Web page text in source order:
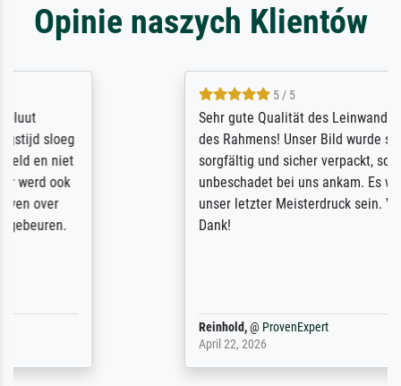
Opinie naszych Klientów
Sehr gute Qualität des Leinwanddrucks und
des Rahmens! Unser Bild wurde sehr
sorgfältig und sicher verpackt, so dass es
unbeschadet bei uns ankam. Es wird nicht
unser letzter Meisterdruck sein. Vielen
ProvenExpert